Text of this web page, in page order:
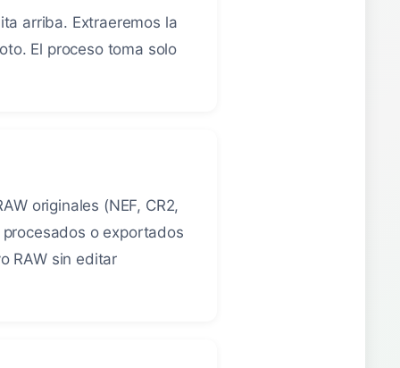
arriba. Extraeremos la
El proceso toma solo
originales (NEF, CR2,
procesados o exportados
RAW sin editar